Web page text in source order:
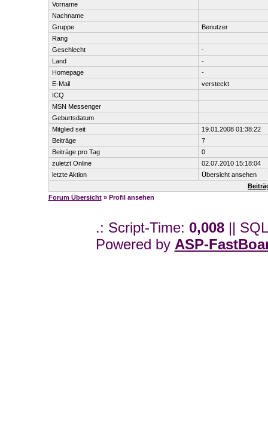
Vorname
Nachname
Gruppe
Benutzer
Rang
Geschlecht
-
Land
-
Homepage
-
E-Mail
versteckt
ICQ
MSN Messenger
Geburtsdatum
Mitglied seit
19.01.2008 01:38:22
Beiträge
7
Beiträge pro Tag
0
zuletzt Online
02.07.2010 15:18:04
letzte Aktion
Übersicht ansehen
Forum Übersicht» Profil ansehen
.: Script-Time: 0,008||
Powered by ASP-